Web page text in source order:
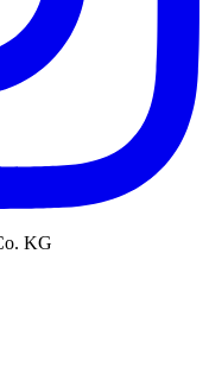
KG